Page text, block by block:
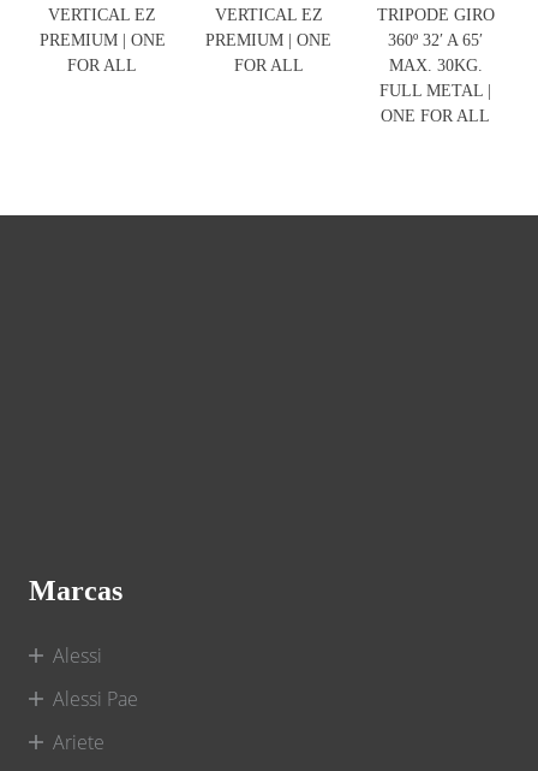
VERTICAL EZ
PREMIUM | ONE
FOR ALL
VERTICAL EZ
PREMIUM | ONE
FOR ALL
TRIPODE GIRO
360º 32′ A 65′
MAX. 30KG.
FULL METAL |
ONE FOR ALL
Marcas
Alessi
Alessi Pae
Ariete